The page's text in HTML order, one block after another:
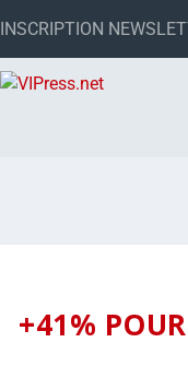
INSCRIPTION
+41%